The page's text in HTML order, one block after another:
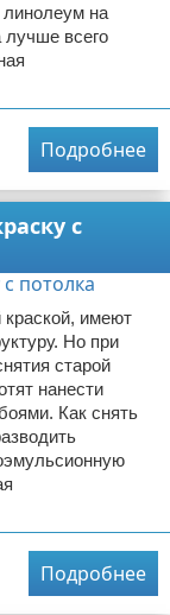
на
всего
Подробнее
с
имеют
Но при
старой
нанести
Как снять
Подробнее